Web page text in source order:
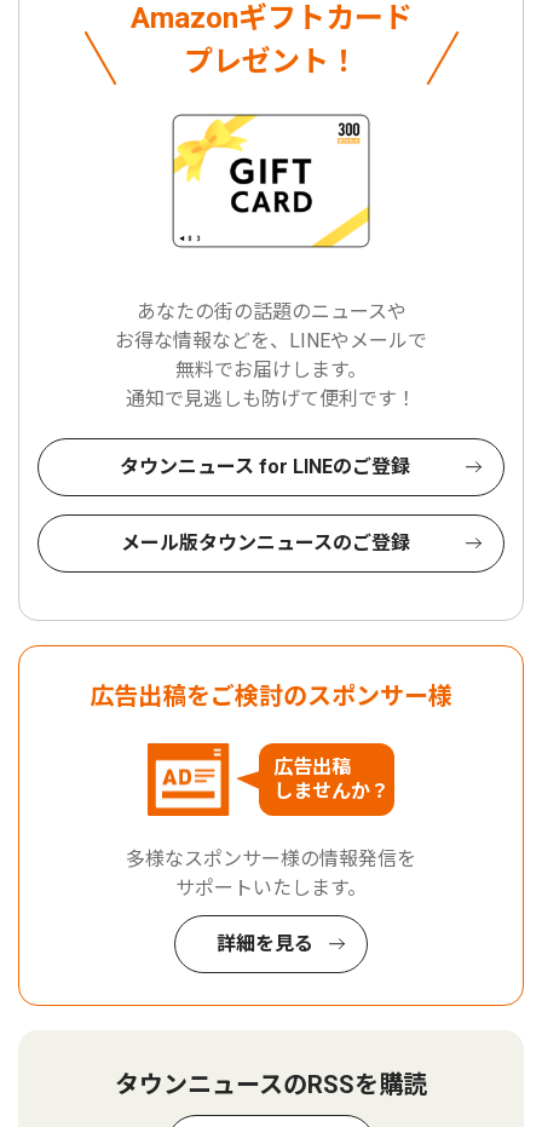
Amazonギフトカード
プレゼント！
あなたの街の話題のニュースや
お得な情報などを、LINEやメールで
無料でお届けします。
通知で見逃しも防げて便利です！
タウンニュース for LINEのご登録
メール版タウンニュースのご登録
広告出稿をご検討のスポンサー様
広告出稿
しませんか？
多様なスポンサー様の情報発信を
サポートいたします。
詳細を見る
タウンニュースのRSSを購読